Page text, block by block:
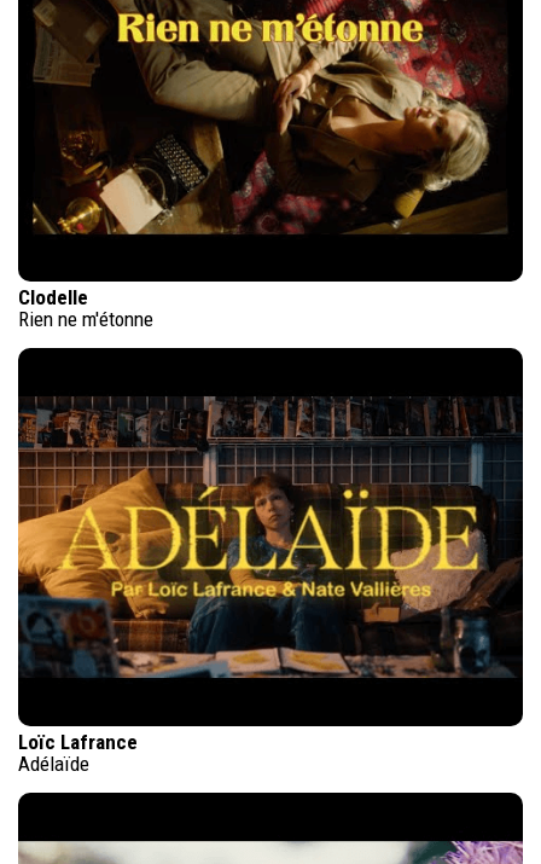
Clodelle
Rien ne m'étonne
Loïc Lafrance
Adélaïde